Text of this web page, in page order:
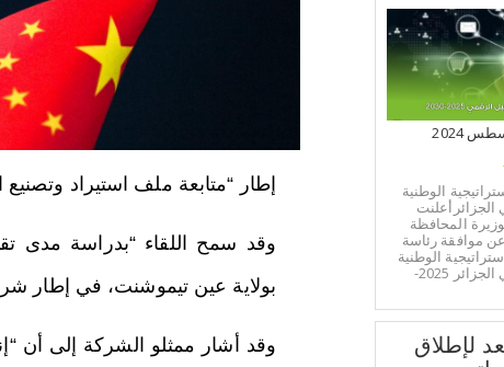
إطار “متابعة ملف استيراد
وقد سمح اللقاء “بدراسة مدى
بولاية عين تيموشنت، في إطار
وقد أشار ممثلو الشركة إلى أن
الوطنية
المحافظة
موافقة رئاسة
الوطنية
للتحول الرقمي في الجزائر 2025-
لإطلاق